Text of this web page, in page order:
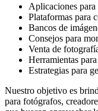
Aplicaciones
Plataformas para
Bancos de
Consejos para
Venta de
Herramientas
Estrategias para
Nuestro objetivo es
para fotógrafos,